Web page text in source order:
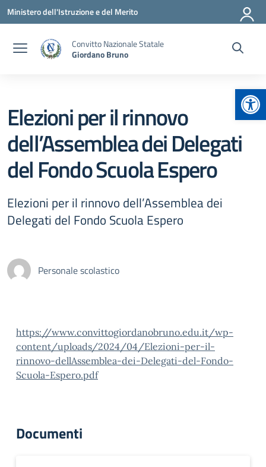
Vai ai contenuti
Vai al menu di navigazione
Vai al footer
Ministero dell'Istruzione e del Merito
Convitto Nazionale Statale
Giordano Bruno
Elezioni per il rinnovo
dell’Assemblea dei Delegati
del Fondo Scuola Espero
Elezioni per il rinnovo dell’Assemblea dei
Delegati del Fondo Scuola Espero
Personale scolastico
https://www.convittogiordanobruno.edu.it/wp-
content/uploads/2024/04/Elezioni-per-il-
rinnovo-dellAssemblea-dei-Delegati-del-Fondo-
Scuola-Espero.pdf
Documenti